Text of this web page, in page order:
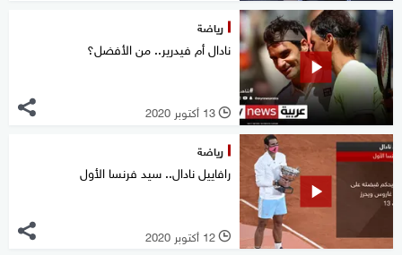
رياضة
نادال أم فيدرير.. من الأفضل؟
l 13 أكتوبر 2020
رياضة
رافاييل نادال.. سيد فرنسا الأول
l 12 أكتوبر 2020